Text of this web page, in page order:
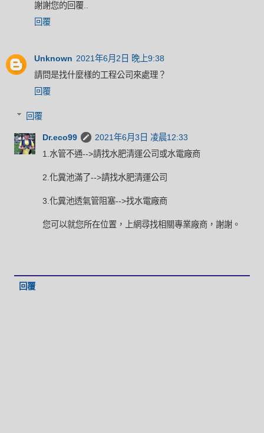
謝謝您的回覆..
回覆
Unknown 2021年6月2日 晚上9:38
請問是找什麼樣的工程公司來處理？
回覆
回覆
Dr.eco99
2021年6月3日 凌晨12:33
1.水管不通-->請找水肥清運公司或水電廠商
2.化糞池滿了-->請找水肥清運公司
3.化糞池透氣管阻塞-->找水電廠商
您可以就您所在位置，上網尋找相關專業廠商，謝謝。
回覆